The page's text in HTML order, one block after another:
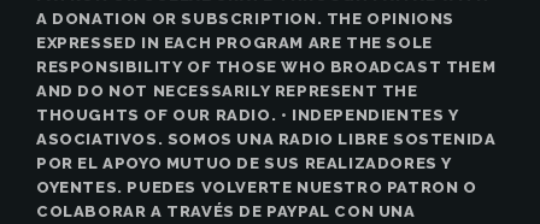
A DONATION OR SUBSCRIPTION. THE OPINIONS
EXPRESSED IN EACH PROGRAM ARE THE SOLE
RESPONSIBILITY OF THOSE WHO BROADCAST THEM
AND DO NOT NECESSARILY REPRESENT THE
THOUGHTS OF OUR RADIO. • INDEPENDIENTES Y
ASOCIATIVOS. SOMOS UNA RADIO LIBRE SOSTENIDA
POR EL APOYO MUTUO DE SUS REALIZADORES Y
OYENTES. PUEDES VOLVERTE NUESTRO PATRON O
COLABORAR A TRAVÉS DE PAYPAL CON UNA